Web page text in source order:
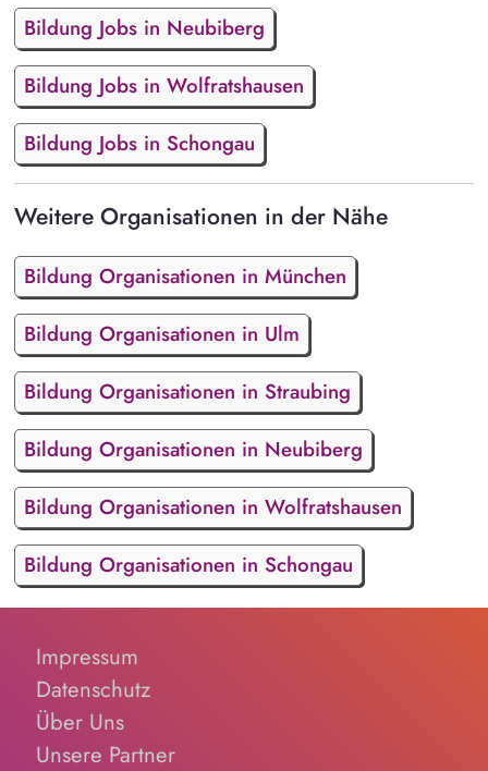
Bildung Jobs in Neubiberg
Bildung Jobs in Wolfratshausen
Bildung Jobs in Schongau
Weitere Organisationen in der Nähe
Bildung Organisationen in München
Bildung Organisationen in Ulm
Bildung Organisationen in Straubing
Bildung Organisationen in Neubiberg
Bildung Organisationen in Wolfratshausen
Bildung Organisationen in Schongau
Impressum
Datenschutz
Über Uns
Unsere Partner